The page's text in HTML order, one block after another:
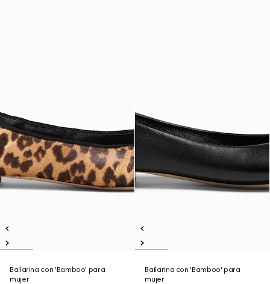
Bailarina con 'Bamboo' para
mujer
Bailarina con 'Bamboo' para
mujer